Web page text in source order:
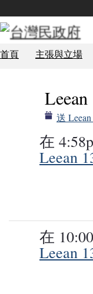
首頁 主張與立場
送
在
Leean
在
Leean